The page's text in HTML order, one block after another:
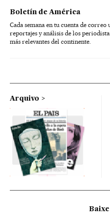
Boletín de América
Cada semana en tu cuenta de correo
reportajes y análisis de los
más relevantes del continente.
Arquivo